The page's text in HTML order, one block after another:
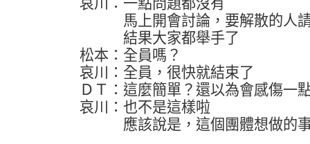
哀川：一點問題都沒有
馬上開會討論，要解散的人
結果大家都舉手了
松本：全員嗎？
哀川：全員，很快就結束了
ＤＴ：這麼簡單？還以為會感傷一
哀川：也不是這樣啦
應該說是，這個團體想做的事